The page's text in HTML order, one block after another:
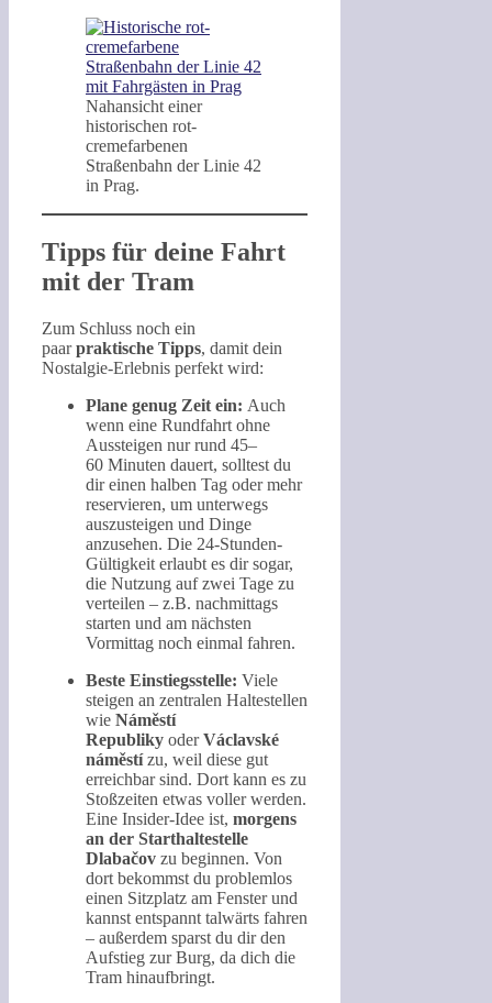
Nahansicht einer
historischen rot-
cremefarbenen
Straßenbahn der Linie 42
in Prag.
Tipps für deine Fahrt
mit der Tram
Zum Schluss noch ein
paarpraktische Tipps, damit dein
Nostalgie-Erlebnis perfekt wird:
Plane genug Zeit ein: Auch
wenn eine Rundfahrt ohne
Aussteigen nur rund 45–
60 Minuten dauert, solltest du
dir einen halben Tag oder mehr
reservieren, um unterwegs
auszusteigen und Dinge
anzusehen. Die 24-Stunden-
Gültigkeit erlaubt es dir sogar,
die Nutzung auf zwei Tage zu
verteilen – z.B. nachmittags
starten und am nächsten
Vormittag noch einmal fahren.
Beste Einstiegsstelle: Viele
steigen an zentralen Haltestellen
wie Náměstí
Republiky oderVáclavské
náměstízu, weil diese gut
erreichbar sind. Dort kann es zu
Stoßzeiten etwas voller werden.
Eine Insider-Idee ist, morgens
an der Starthaltestelle
Dlabačov zu beginnen. Von
dort bekommst du problemlos
einen Sitzplatz am Fenster und
kannst entspannt talwärts fahren
– außerdem sparst du dir den
Aufstieg zur Burg, da dich die
Tram hinaufbringt.